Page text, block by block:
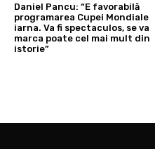
Daniel Pancu: “E favorabilă
programarea Cupei Mondiale
iarna. Va fi spectaculos, se va
marca poate cel mai mult din
istorie”